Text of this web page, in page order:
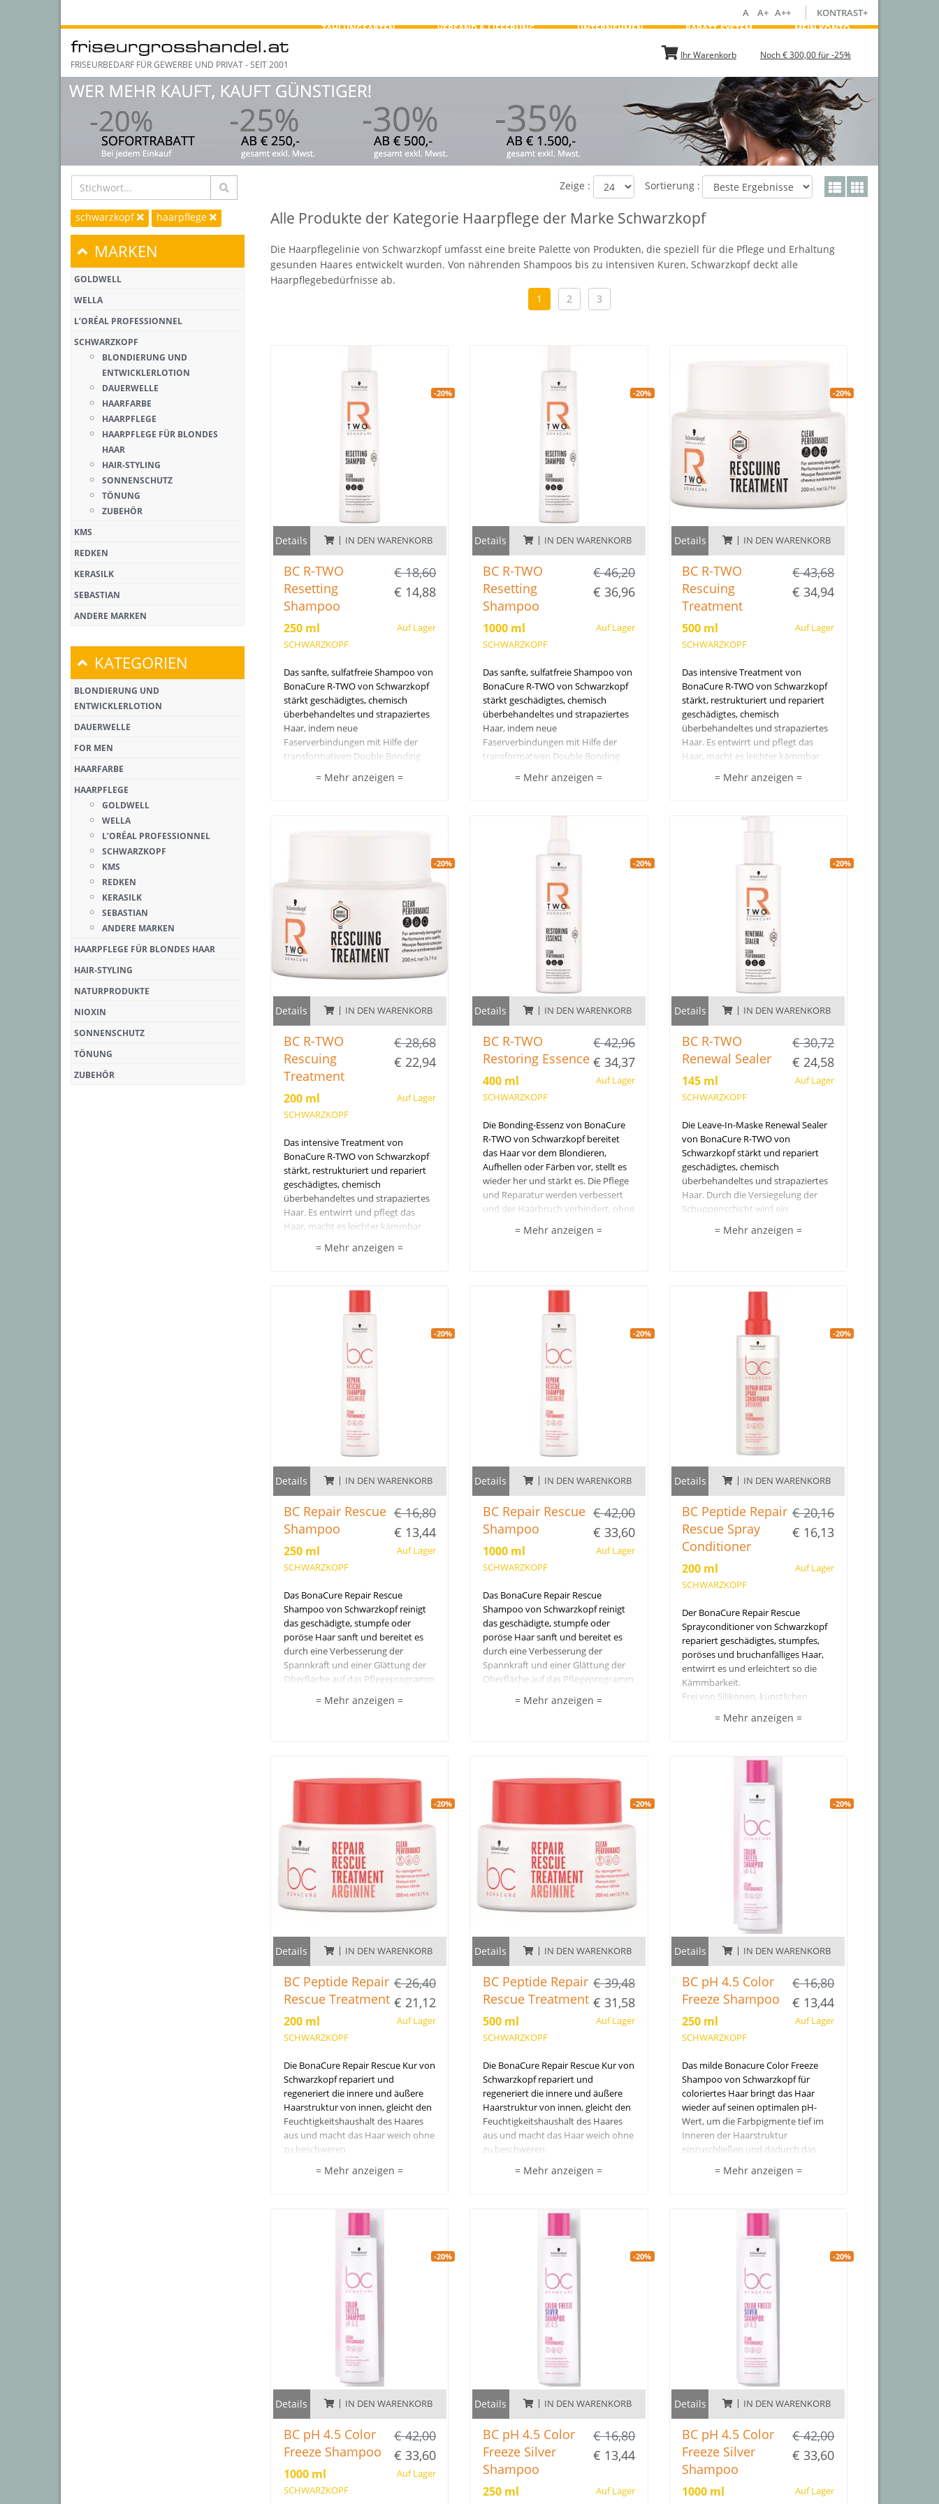
A A+ A++ KONTRAST+
ZAHLUNGSARTEN VERSAND & LIEFERUNG UNTERNEHMEN RABATT-SYSTEM MEIN KONTO
FRISEURBEDARF FÜR GEWERBE UND PRIVAT - SEIT 2001
Ihr Warenkorb Noch € 300,00 für -25%
Zeige : Sortierung :
schwarzkopf haarpflege
MARKEN
GOLDWELL
WELLA
L’ORÉAL PROFESSIONNEL
SCHWARZKOPF
BLONDIERUNG UND
ENTWICKLERLOTION
DAUERWELLE
HAARFARBE
HAARPFLEGE
HAARPFLEGE FÜR BLONDES
HAAR
HAIR-STYLING
SONNENSCHUTZ
TÖNUNG
ZUBEHÖR
KMS
REDKEN
KERASILK
SEBASTIAN
ANDERE MARKEN
KATEGORIEN
BLONDIERUNG UND
ENTWICKLERLOTION
DAUERWELLE
FOR MEN
HAARFARBE
HAARPFLEGE
GOLDWELL
WELLA
L’ORÉAL PROFESSIONNEL
SCHWARZKOPF
KMS
REDKEN
KERASILK
SEBASTIAN
ANDERE MARKEN
HAARPFLEGE FÜR BLONDES HAAR
HAIR-STYLING
NATURPRODUKTE
NIOXIN
SONNENSCHUTZ
TÖNUNG
ZUBEHÖR
Alle Produkte der Kategorie Haarpflege der Marke Schwarzkopf
Die Haarpflegelinie von Schwarzkopf umfasst eine breite Palette von Produkten, die speziell für die Pflege und Erhaltung
gesunden Haares entwickelt wurden. Von nährenden Shampoos bis zu intensiven Kuren, Schwarzkopf deckt alle
Haarpflegebedürfnisse ab.
1
2 3
-20%
Details IN DEN WARENKORB
BC R-TWO
Resetting
Shampoo
€ 18,60
€ 14,88
250 ml
SCHWARZKOPF
Auf Lager
Das sanfte, sulfatfreie Shampoo von
BonaCure R-TWO von Schwarzkopf
stärkt geschädigtes, chemisch
überbehandeltes und strapaziertes
Haar, indem neue
Faserverbindungen mit Hilfe der
transformativen Double Bonding
pH-Wert wird ausgeglichen, der
und tierischen Inhaltsstoffen.
= Mehr anzeigen =
-20%
Details IN DEN WARENKORB
BC R-TWO
Resetting
Shampoo
€ 46,20
€ 36,96
1000 ml
SCHWARZKOPF
Auf Lager
Das sanfte, sulfatfreie Shampoo von
BonaCure R-TWO von Schwarzkopf
stärkt geschädigtes, chemisch
überbehandeltes und strapaziertes
Haar, indem neue
Faserverbindungen mit Hilfe der
transformativen Double Bonding
pH-Wert wird ausgeglichen, der
Frei von SLS/SLES-Sulfaten,
künstlichen Farbstoffen, Silikonen
und tierischen Inhaltsstoffen.
= Mehr anzeigen =
-20%
Details IN DEN WARENKORB
BC R-TWO
Rescuing
Treatment
€ 43,68
€ 34,94
500 ml
SCHWARZKOPF
Auf Lager
Das intensive Treatment von
BonaCure R-TWO von Schwarzkopf
stärkt, restrukturiert und repariert
geschädigtes, chemisch
überbehandeltes und strapaziertes
Haar. Es entwirrt und pflegt das
Haar, macht es leichter kämmbar
beschweren.= Mehr anzeigen =
-20%
Details IN DEN WARENKORB
BC R-TWO
Rescuing
Treatment
€ 28,68
€ 22,94
200 ml
SCHWARZKOPF
Auf Lager
Das intensive Treatment von
BonaCure R-TWO von Schwarzkopf
stärkt, restrukturiert und repariert
geschädigtes, chemisch
überbehandeltes und strapaziertes
Haar. Es entwirrt und pflegt das
Haar, macht es leichter kämmbar
beschweren.= Mehr anzeigen =
-20%
Details IN DEN WARENKORB
BC R-TWO
Restoring Essence
€ 42,96
€ 34,37
400 ml
SCHWARZKOPF
Auf Lager
Die Bonding-Essenz von BonaCure
R-TWO von Schwarzkopf bereitet
das Haar vor dem Blondieren,
Aufhellen oder Färben vor, stellt es
wieder her und stärkt es. Die Pflege
und Reparatur werden verbessert
und der Haarbruch verhindert, ohne
oder das Haar zu beschweren.
= Mehr anzeigen =
-20%
Details IN DEN WARENKORB
BC R-TWO
Renewal Sealer
€ 30,72
€ 24,58
145 ml
SCHWARZKOPF
Auf Lager
Die Leave-In-Maske Renewal Sealer
von BonaCure R-TWO von
Schwarzkopf stärkt und repariert
geschädigtes, chemisch
überbehandeltes und strapaziertes
Haar. Durch die Versiegelung der
Schuppenschicht wird ein
geschaffen, das Haarbrüche und
entwirrt und pflegt das Haar, macht
ihm Glanz, ohne zu beschweren.
Frei von künstlichen Farbstoffen,
Silikonen und tierischen
= Mehr anzeigen =
-20%
Details IN DEN WARENKORB
BC Repair Rescue
Shampoo
€ 16,80
€ 13,44
250 ml
SCHWARZKOPF
Auf Lager
Das BonaCure Repair Rescue
Shampoo von Schwarzkopf reinigt
das geschädigte, stumpfe oder
poröse Haar sanft und bereitet es
durch eine Verbesserung der
Spannkraft und einer Glättung der
Oberfläche auf das Pflegeprogramm
Feuchtigkeit, Pflege und Glanz.
= Mehr anzeigen =
-20%
Details IN DEN WARENKORB
BC Repair Rescue
Shampoo
€ 42,00
€ 33,60
1000 ml
SCHWARZKOPF
Auf Lager
Das BonaCure Repair Rescue
Shampoo von Schwarzkopf reinigt
das geschädigte, stumpfe oder
poröse Haar sanft und bereitet es
durch eine Verbesserung der
Spannkraft und einer Glättung der
Oberfläche auf das Pflegeprogramm
Feuchtigkeit, Pflege und Glanz.
= Mehr anzeigen =
-20%
Details IN DEN WARENKORB
BC Peptide Repair
Rescue Spray
Conditioner
€ 20,16
€ 16,13
200 ml
SCHWARZKOPF
Auf Lager
Der BonaCure Repair Rescue
Sprayconditioner von Schwarzkopf
repariert geschädigtes, stumpfes,
poröses und bruchanfälliges Haar,
entwirrt es und erleichtert so die
Kämmbarkeit.
Frei von Silikonen, künstlichen
tierischen Ursprungs.
= Mehr anzeigen =
-20%
Details IN DEN WARENKORB
BC Peptide Repair
Rescue Treatment
€ 26,40
€ 21,12
200 ml
SCHWARZKOPF
Auf Lager
Die BonaCure Repair Rescue Kur von
Schwarzkopf repariert und
regeneriert die innere und äußere
Haarstruktur von innen, gleicht den
Feuchtigkeitshaushalt des Haares
aus und macht das Haar weich ohne
zu beschweren.
Farbstoffen und Inhaltsstoffen
= Mehr anzeigen =
-20%
Details IN DEN WARENKORB
BC Peptide Repair
Rescue Treatment
€ 39,48
€ 31,58
500 ml
SCHWARZKOPF
Auf Lager
Die BonaCure Repair Rescue Kur von
Schwarzkopf repariert und
regeneriert die innere und äußere
Haarstruktur von innen, gleicht den
Feuchtigkeitshaushalt des Haares
aus und macht das Haar weich ohne
zu beschweren.
Farbstoffen und Inhaltsstoffen
= Mehr anzeigen =
-20%
Details IN DEN WARENKORB
BC pH 4.5 Color
Freeze Shampoo
€ 16,80
€ 13,44
250 ml
SCHWARZKOPF
Auf Lager
Das milde Bonacure Color Freeze
Shampoo von Schwarzkopf für
coloriertes Haar bringt das Haar
wieder auf seinen optimalen pH-
Wert, um die Farbpigmente tief im
Inneren der Haarstruktur
einzuschließen und dadurch das
verhindern.
und Inhaltsstoffen tierischen
= Mehr anzeigen =
-20%
Details IN DEN WARENKORB
BC pH 4.5 Color
Freeze Shampoo
€ 42,00
€ 33,60
1000 ml
SCHWARZKOPF
Auf Lager
-20%
Details IN DEN WARENKORB
BC pH 4.5 Color
Freeze Silver
Shampoo
€ 16,80
€ 13,44
250 ml Auf Lager
-20%
Details IN DEN WARENKORB
BC pH 4.5 Color
Freeze Silver
Shampoo
€ 42,00
€ 33,60
1000 ml Auf Lager